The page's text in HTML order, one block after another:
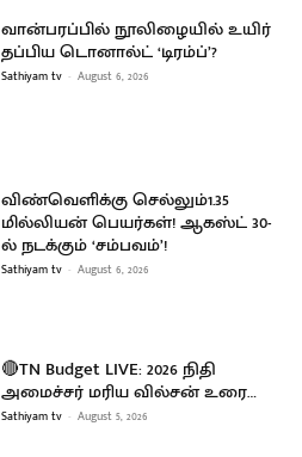
வான்பரப்பில் நூலிழையில் உயிர்
தப்பிய டொனால்ட் ‘டிரம்ப்’?
Sathiyam tv - August 6, 2026
விண்வெளிக்கு செல்லும்1.35
மில்லியன் பெயர்கள்! ஆகஸ்ட் 30-
ல் நடக்கும் ‘சம்பவம்’!
Sathiyam tv - August 6, 2026
🔴TN Budget LIVE: 2026 நிதி
அமைச்சர் மரிய வில்சன் உரை…
Sathiyam tv - August 5, 2026